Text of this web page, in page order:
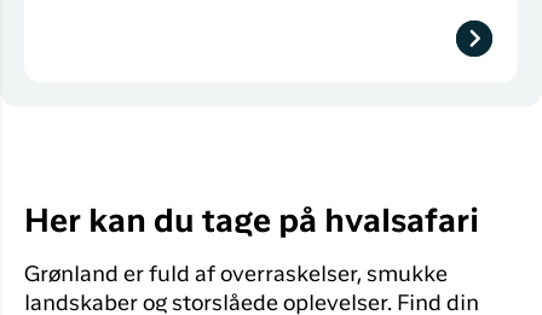
Her kan du tage på hvalsafari
Grønland er fuld af overraskelser, smukke
landskaber og storslåede oplevelser. Find din